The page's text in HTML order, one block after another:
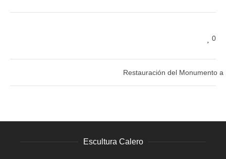
0
Restauración del Monumento
Escultura Calero